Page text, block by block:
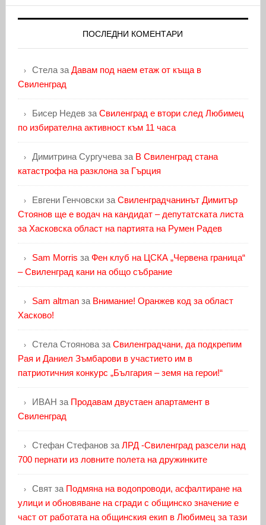
ПОСЛЕДНИ КОМЕНТАРИ
Стелаза Давам под наем етаж от къща в
Свиленград
Бисер Недевза Свиленград е втори след Любимец
по избирателна активност към 11 часа
Димитрина Сургучеваза В Свиленград стана
катастрофа на разклона за Гърция
Евгени Генчовскиза Свиленградчанинът Димитър
Стоянов ще е водач на кандидат – депутатската листа
за Хасковска област на партията на Румен Радев
Sam Morris за Фен клуб на ЦСКА „Червена граница“
– Свиленград кани на общо събрание
Sam altmanза Внимание! Оранжев код за област
Хасково!
Стела Стояноваза Свиленградчани, да подкрепим
Рая и Даниел Зъмбарови в участието им в
патриотичния конкурс „България – земя на герои!“
ИВАН за Продавам двустаен апартамент в
Свиленград
Стефан Стефановза ЛРД -Свиленград разсели над
700 пернати из ловните полета на дружинките
Святза Подмяна на водопроводи, асфалтиране на
улици и обновяване на сгради с общинско значение е
част от работата на общинския екип в Любимец за тази